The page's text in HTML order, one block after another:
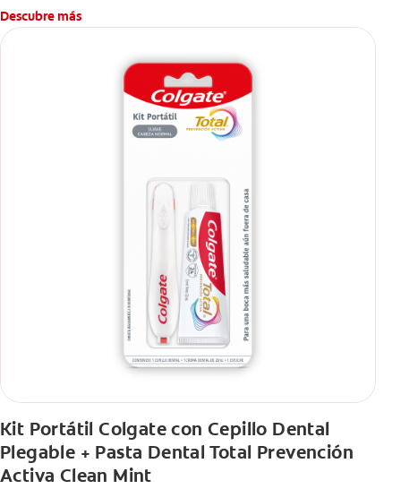
Descubre más
Kit Portátil Colgate con Cepillo Dental
Plegable + Pasta Dental Total Prevención
Activa Clean Mint